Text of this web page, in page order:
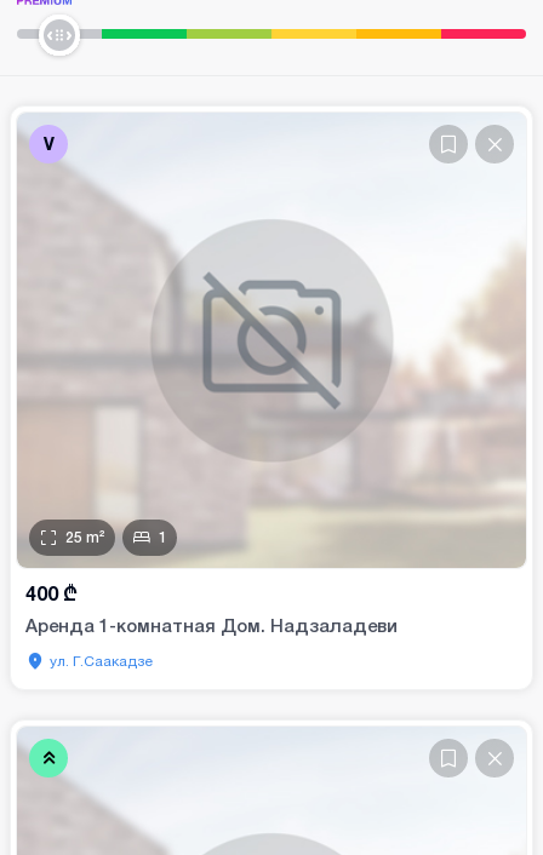
V
25 m² 1
400 ₾
Аренда 1-комнатная Дом. Надзаладеви
ул. Г.Саакадзе